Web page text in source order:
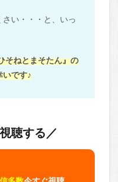
い・・・と、いっ
そねとまそたん』の
いです♪
聴する／